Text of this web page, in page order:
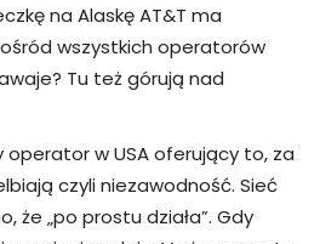
na Alaskę AT&T ma
wszystkich operatorów
Tu też górują nad
operator w USA oferujący to, za
czyli niezawodność. Sieć
że „po prostu działa”. Gdy